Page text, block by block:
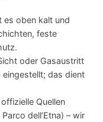
es oben kalt und
feste
oder Gasaustritt
das dient
Quellen
dell’Etna) – wir